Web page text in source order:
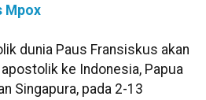
Mpox
dunia Paus Fransiskus akan
ke Indonesia, Papua
Singapura, pada 2-13